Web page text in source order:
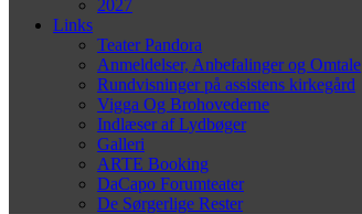
2027
Links
Teater Pandora
Anmeldelser, Anbefalinger og Omtale
Rundvisninger på assistens kirkegård
Vigga Og Brohovederne
Indlæser af Lydbøger
Galleri
ARTE Booking
DaCapo Forumteater
De Sørgerlige Rester